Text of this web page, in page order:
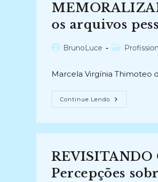
os arquivos
AutorBrunoLuce
Categoria
Marcela Virgínia Thimoteo
Continue Lendo QUEM
ESTAMOS
Princípios
E
Os
REVISITANDO
Percepções